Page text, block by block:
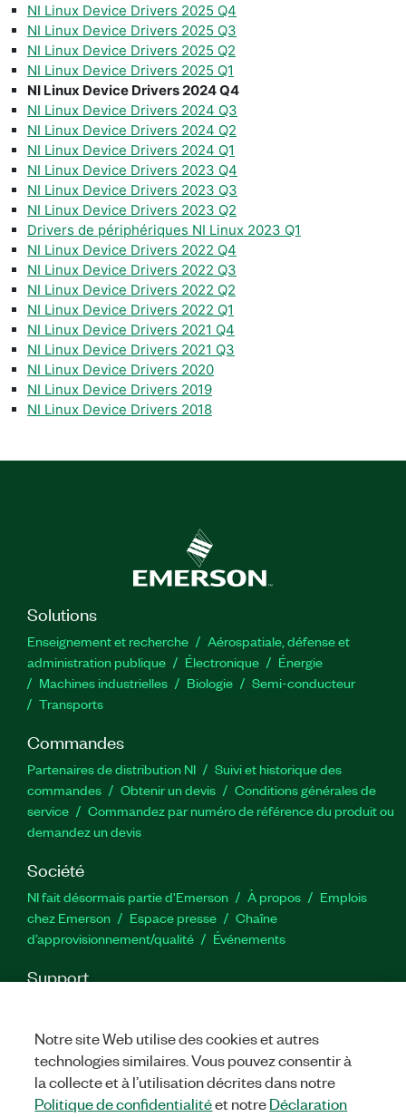
NI Linux Device Drivers 2025 Q4
NI Linux Device Drivers 2025 Q3
NI Linux Device Drivers 2025 Q2
NI Linux Device Drivers 2025 Q1
NI Linux Device Drivers 2024 Q4
NI Linux Device Drivers 2024 Q3
NI Linux Device Drivers 2024 Q2
NI Linux Device Drivers 2024 Q1
NI Linux Device Drivers 2023 Q4
NI Linux Device Drivers 2023 Q3
NI Linux Device Drivers 2023 Q2
Drivers de périphériques NI Linux 2023 Q1
NI Linux Device Drivers 2022 Q4
NI Linux Device Drivers 2022 Q3
NI Linux Device Drivers 2022 Q2
NI Linux Device Drivers 2022 Q1
NI Linux Device Drivers 2021 Q4
NI Linux Device Drivers 2021 Q3
NI Linux Device Drivers 2020
NI Linux Device Drivers 2019
NI Linux Device Drivers 2018
Solutions
Enseignement et recherche
Aérospatiale, défense et
administration publique
Électronique
Énergie​
Machines industrielles
Biologie
Semi-conducteur
Transports
Commandes
Partenaires de distribution NI
Suivi et historique des
commandes
Obtenir un devis
Conditions générales de
service
Commandez par numéro de référence du produit ou
demandez un devis
Société
NI fait désormais partie d'Emerson À propos
Emplois
chez Emerson
Espace presse
Chaîne
d’approvisionnement/qualité
Événements
Support
service
Commentaires sur le site
TwitterYouTube
Notre site Web utilise des cookies et autres
technologies similaires. Vous pouvez consentir à
la collecte et à l’utilisation décrites dans notre
Politique de confidentialitéet notreDéclaration